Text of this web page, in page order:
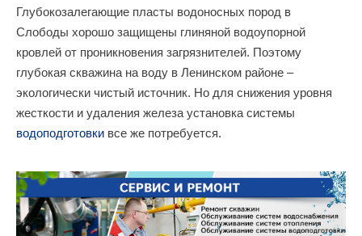
Глубокозалегающие пласты водоносных пород в
Слободы хорошо защищены глиняной водоупорной
кровлей от проникновения загрязнителей. Поэтому
глубокая скважина на воду в Ленинском районе –
экологически чистый источник. Но для снижения уровня
жесткости и удаления железа установка системы
водоподготовки все же потребуется.